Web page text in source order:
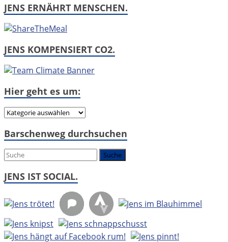
JENS ERNÄHRT MENSCHEN.
JENS KOMPENSIERT CO2.
Hier geht es um:
Hier
es
Barschenweg durchsuchen
JENS IST SOCIAL.